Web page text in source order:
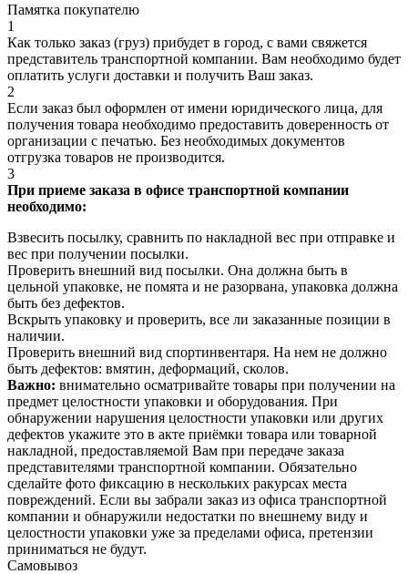
Памятка покупателю
1
Как только заказ (груз) прибудет в город, с вами свяжется
представитель транспортной компании. Вам необходимо будет
оплатить услуги доставки и получить Ваш заказ.
2
Если заказ был оформлен от имени юридического лица, для
получения товара необходимо предоставить доверенность от
организации с печатью. Без необходимых документов
отгрузка товаров не производится.
3
При приеме заказа в офисе транспортной компании
необходимо:
Взвесить посылку, сравнить по накладной вес при отправке и
вес при получении посылки.
Проверить внешний вид посылки. Она должна быть в
цельной упаковке, не помята и не разорвана, упаковка должна
быть без дефектов.
Вскрыть упаковку и проверить, все ли заказанные позиции в
наличии.
Проверить внешний вид спортинвентаря. На нем не должно
быть дефектов: вмятин, деформаций, сколов.
Важно: внимательно осматривайте товары при получении на
предмет целостности упаковки и оборудования. При
обнаружении нарушения целостности упаковки или других
дефектов укажите это в акте приёмки товара или товарной
накладной, предоставляемой Вам при передаче заказа
представителями транспортной компании. Обязательно
сделайте фото фиксацию в нескольких ракурсах места
повреждений. Если вы забрали заказ из офиса транспортной
компании и обнаружили недостатки по внешнему виду и
целостности упаковки уже за пределами офиса, претензии
приниматься не будут.
Самовывоз